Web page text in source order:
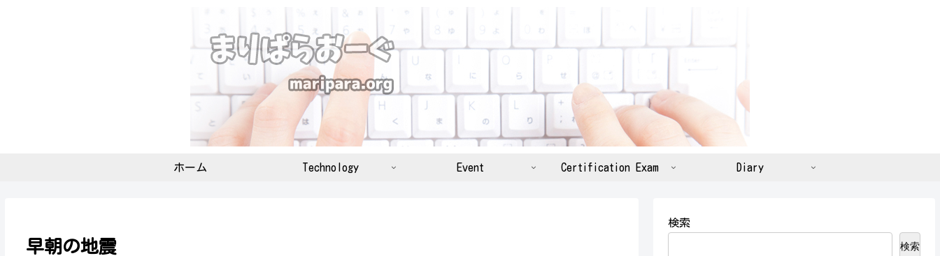
ホーム Technology Event Certification Exam Diary
早朝の地震
検索
検索